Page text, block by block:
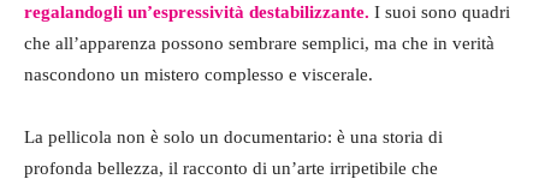
regalandogli un’espressività destabilizzante. I suoi sono quadri
che all’apparenza possono sembrare semplici, ma che in verità
nascondono un mistero complesso e viscerale.
La pellicola non è solo un documentario: è una storia di
profonda bellezza, il racconto di un’arte irripetibile che